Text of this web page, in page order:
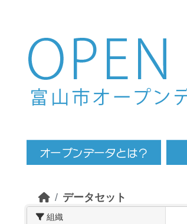
Skip to main content
データセット
組織